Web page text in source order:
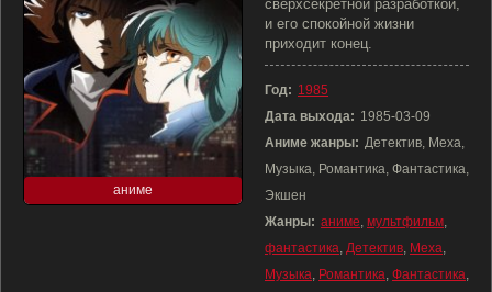
аниме
сверхсекретной разработкой,
и его спокойной жизни
приходит конец.
Год: 1985
Дата выхода: 1985-03-09
Аниме жанры: Детектив, Меха,
Музыка, Романтика, Фантастика,
Экшен
Жанры: аниме, мультфильм,
фантастика, Детектив, Меха,
Музыка, Романтика, Фантастика,